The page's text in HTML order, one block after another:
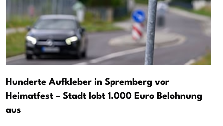
Hunderte Aufkleber in Spremberg vor
Heimatfest – Stadt lobt 1.000 Euro Belohnung
aus